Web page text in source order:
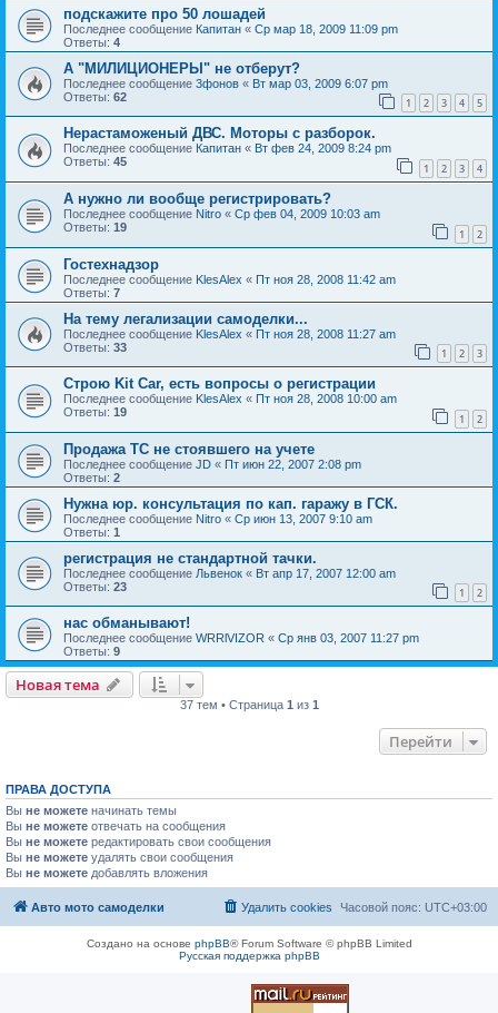
подскажите про 50 лошадей
Последнее сообщение Капитан « Ср мар 18, 2009 11:09 pm
Ответы: 4
А "МИЛИЦИОНЕРЫ" не отберут?
Последнее сообщение 3фонов « Вт мар 03, 2009 6:07 pm
Ответы: 62 1 2 3 4 5
Нерастаможеный ДВС. Моторы с разборок.
Последнее сообщение Капитан « Вт фев 24, 2009 8:24 pm
Ответы: 45 1 2 3 4
А нужно ли вообще регистрировать?
Последнее сообщение Nitro « Ср фев 04, 2009 10:03 am
Ответы: 19 1 2
Гостехнадзор
Последнее сообщение KlesAlex « Пт ноя 28, 2008 11:42 am
Ответы: 7
На тему легализации самоделки...
Последнее сообщение KlesAlex « Пт ноя 28, 2008 11:27 am
Ответы: 33 1 2 3
Строю Kit Car, есть вопросы о регистрации
Последнее сообщение KlesAlex « Пт ноя 28, 2008 10:00 am
Ответы: 19 1 2
Продажа ТС не стоявшего на учете
Последнее сообщение JD « Пт июн 22, 2007 2:08 pm
Ответы: 2
Нужна юр. консультация по кап. гаражу в ГСК.
Последнее сообщение Nitro « Ср июн 13, 2007 9:10 am
Ответы: 1
регистрация не стандартной тачки.
Последнее сообщение Львенок « Вт апр 17, 2007 12:00 am
Ответы: 23 1 2
нас обманывают!
Последнее сообщение WRRlVIZOR « Ср янв 03, 2007 11:27 pm
Ответы: 9
Новая тема
37 тем • Страница 1из 1
Перейти
ПРАВА ДОСТУПА
Вы не можете начинать темы
Вы не можете отвечать на сообщения
Вы не можете редактировать свои сообщения
Вы не можете удалять свои сообщения
Вы не можете добавлять вложения
Авто мото самоделки Часовой пояс: UTC+03:00
Удалить cookies
Создано на основе phpBB® Forum Software © phpBB Limited
Русская поддержка phpBB